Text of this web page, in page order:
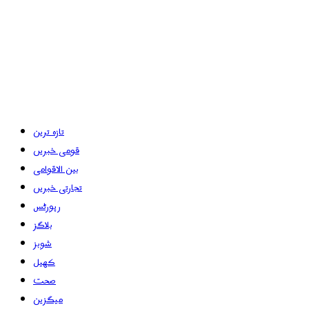
تازہ ترین
قومی خبریں
بین الاقوامی
تجارتی خبریں
رپورٹس
بلاگز
شوبز
کھیل
صحت
میگزین